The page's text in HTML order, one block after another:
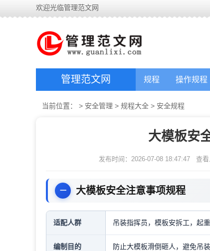
欢迎光临管理范文网
管理范文网 规程 操作规程
当前位置： > 安全管理 > 规程大全 > 安全规程
大模板安
发布时间：2026-07-08 18:47:47 查看
大模板安全注意事项规程
适配人群 吊装指挥员，模板安拆工，起
编制目的 防止大模板滑倒砸人，避免吊